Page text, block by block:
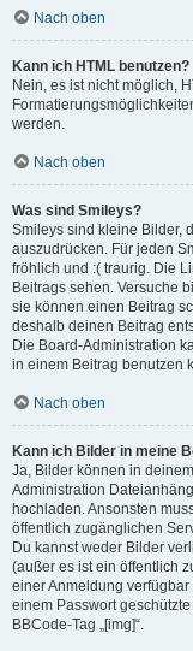
Nach oben
Kann ich HTML benutzen?
Nein, es ist nicht möglich,
werden.
Nach oben
Was sind Smileys?
Smileys sind kleine Bilder,
auszudrücken. Für jeden
fröhlich und :( traurig. Die
Beitrags sehen. Versuche
sie können einen Beitrag
deshalb deinen Beitrag
Die Board-Administration
in einem Beitrag benutzen
Nach oben
Kann ich Bilder in meine
Ja, Bilder können in
Administration
hochladen. Ansonsten
öffentlich zugänglichen
Du kannst weder Bilder
(außer es ist ein öffentlich
einer Anmeldung
einem Passwort
BBCode-Tag „[img]“.